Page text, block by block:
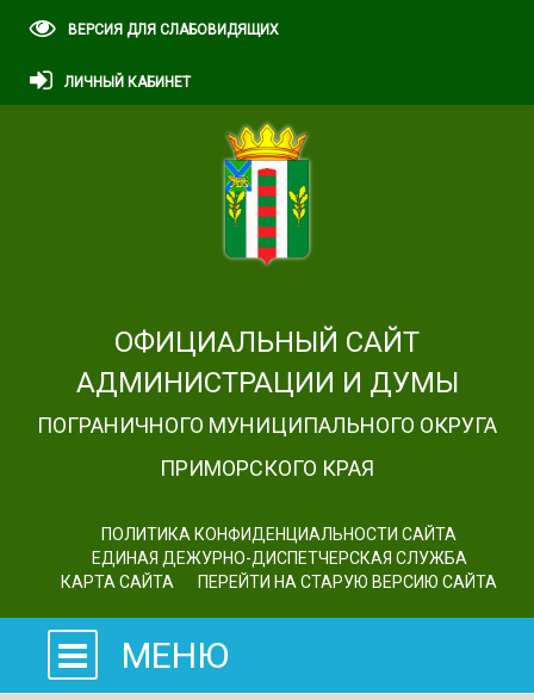
ВЕРСИЯ ДЛЯ СЛАБОВИДЯЩИХ
ЛИЧНЫЙ КАБИНЕТ
ОФИЦИАЛЬНЫЙ САЙТ
АДМИНИСТРАЦИИ И ДУМЫ
ПОГРАНИЧНОГО МУНИЦИПАЛЬНОГО ОКРУГА
ПРИМОРСКОГО КРАЯ
ПОЛИТИКА КОНФИДЕНЦИАЛЬНОСТИ САЙТА
ЕДИНАЯ ДЕЖУРНО-ДИСПЕТЧЕРСКАЯ СЛУЖБА
КАРТА САЙТА
ПЕРЕЙТИ НА СТАРУЮ ВЕРСИЮ САЙТА
МЕНЮ